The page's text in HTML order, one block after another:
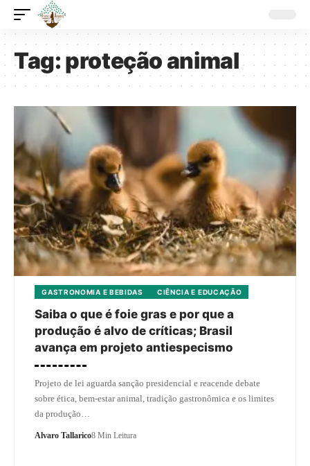
Tag:proteção animal
GASTRONOMIA E BEBIDAS CIÊNCIA E EDUCAÇÃO
Saiba o que é foie gras e por que a
produção é alvo de críticas; Brasil
avança em projeto antiespecismo
Projeto de lei aguarda sanção presidencial e reacende debate
sobre ética, bem-estar animal, tradição gastronômica e os limites
da produção…
Alvaro Tallarico8 Min Leitura